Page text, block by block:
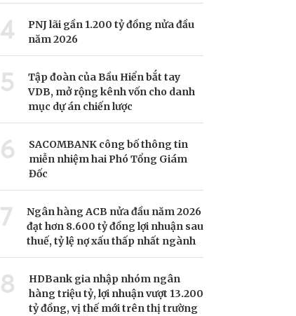
4
PNJ lãi gần 1.200 tỷ đồng nửa đầu
năm 2026
5
Tập đoàn của Bầu Hiển bắt tay
VDB, mở rộng kênh vốn cho danh
mục dự án chiến lược
6
SACOMBANK công bố thông tin
miễn nhiệm hai Phó Tổng Giám
Đốc
7
Ngân hàng ACB nửa đầu năm 2026
đạt hơn 8.600 tỷ đồng lợi nhuận sau
thuế, tỷ lệ nợ xấu thấp nhất ngành
8
HDBank gia nhập nhóm ngân
hàng triệu tỷ, lợi nhuận vượt 13.200
tỷ đồng, vị thế mới trên thị trường